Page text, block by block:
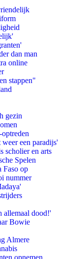
dan man
online
stappen"
gezin
een paradijs'
scholier en arts
Spelen
Faso op
nummer
allemaal dood!'
Bowie
Almere
opnemen